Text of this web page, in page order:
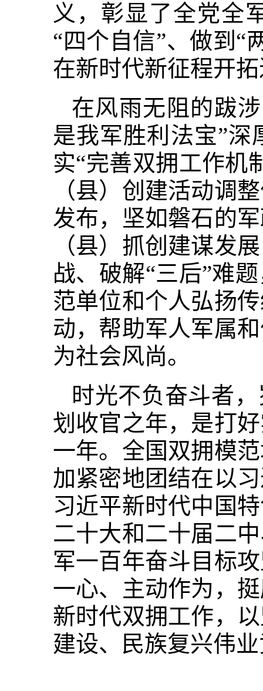
义，彰显了全党全
“四个自信”、做到“
在新时代新征程开
在风雨无阻的跋
是我军胜利法宝”
实“完善双拥工作机
（县）创建活动调
发布，坚如磐石的
（县）抓创建谋发
战、破解“三后”难
范单位和个人弘扬
动，帮助军人军属
为社会风尚。
时光不负奋斗者
划收官之年，是打
一年。全国双拥模
加紧密地团结在以
习近平新时代中国
二十大和二十届二
军一百年奋斗目标
一心、主动作为，
新时代双拥工作，
建设、民族复兴伟